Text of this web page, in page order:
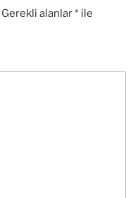
Gerekli alanlar* ile